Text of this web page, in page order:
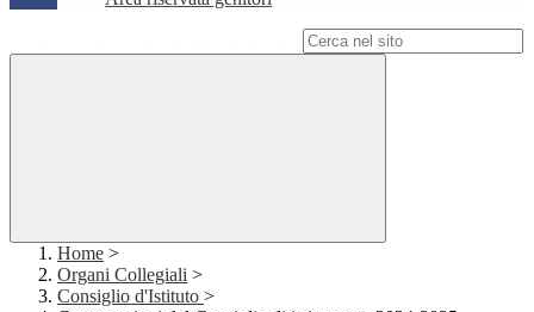
Home >
Organi Collegiali >
Consiglio d'Istituto >